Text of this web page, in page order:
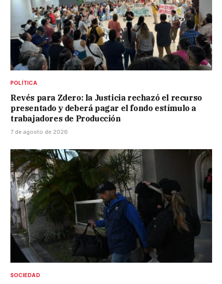
POLÍTICA
Revés para Zdero: la Justicia rechazó el recurso
presentado y deberá pagar el fondo estímulo a
trabajadores de Producción
7 de agosto de 2026
SOCIEDAD